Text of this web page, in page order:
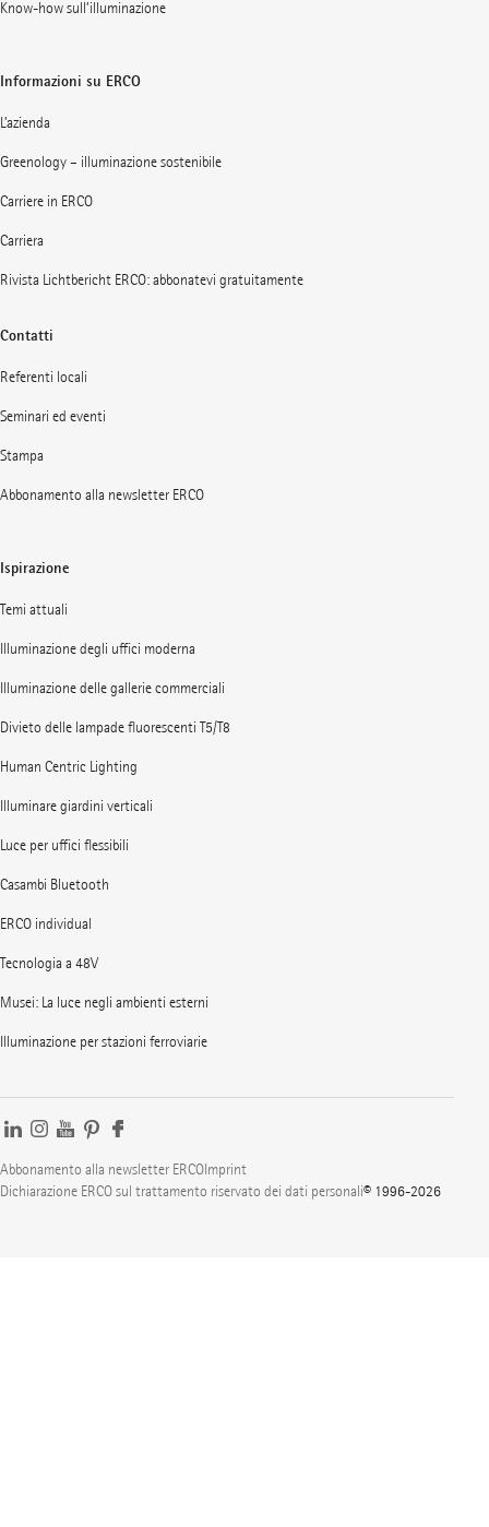
Know-how sull’illuminazione
Informazioni su ERCO
L’azienda
Greenology – illuminazione sostenibile
Carriere in ERCO
Carriera
Rivista Lichtbericht ERCO: abbonatevi gratuitamente
Contatti
Referenti locali
Seminari ed eventi
Stampa
Abbonamento alla newsletter ERCO
Ispirazione
Temi attuali
Illuminazione degli uffici moderna
Illuminazione delle gallerie commerciali
Divieto delle lampade fluorescenti T5/T8
Human Centric Lighting
Illuminare giardini verticali
Luce per uffici flessibili
Casambi Bluetooth
ERCO individual
Tecnologia a 48V
Musei: La luce negli ambienti esterni
Illuminazione per stazioni ferroviarie
Abbonamento alla newsletter ERCOImprint
Dichiarazione ERCO sul trattamento riservato dei dati personali© 1996-2026